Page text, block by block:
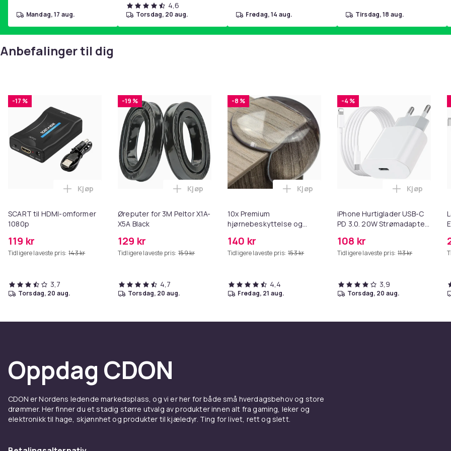
mandag, 17 aug.
4,6
torsdag, 20 aug. fredag, 14 aug. tirsdag, 18 aug.
Anbefalinger til dig
-17 %
SCART til HDMI-omformer
1080p
119 kr
Tidligere laveste pris: 143 kr
Legg SCART til HDMI-omformer 1080p i handlekurven
Kjøp
3,7
torsdag, 20 aug.
-19 %
Øreputer for 3M Peltor X1A-
X5A Black
129 kr
Tidligere laveste pris: 159 kr
Legg Øreputer for 3M Peltor X1A-X5A Black i handlekurven
Kjøp
4,7
torsdag, 20 aug.
-8 %
10x Premium
hjørnebeskyttelse og
140 kr
Tidligere laveste pris: 153 kr
Legg 10x Premium hjørnebeskyttelse og
Kjøp
4,4
fredag, 21 aug.
-4 %
iPhone Hurtiglader USB-C
PD 3.0. 20W Strømadapter
108 kr
Tidligere laveste pris: 113 kr
Legg
Kjøp
3,9
torsdag, 20 aug.
Oppdag CDON
CDON er Nordens ledende markedsplass, og vi er her for både små hverdagsbehov og store
drømmer. Her finner du et stadig større utvalg av produkter innen alt fra gaming, leker og
elektronikk til hage, skjønnhet og produkter til kjæledyr. Ting for livet, rett og slett.